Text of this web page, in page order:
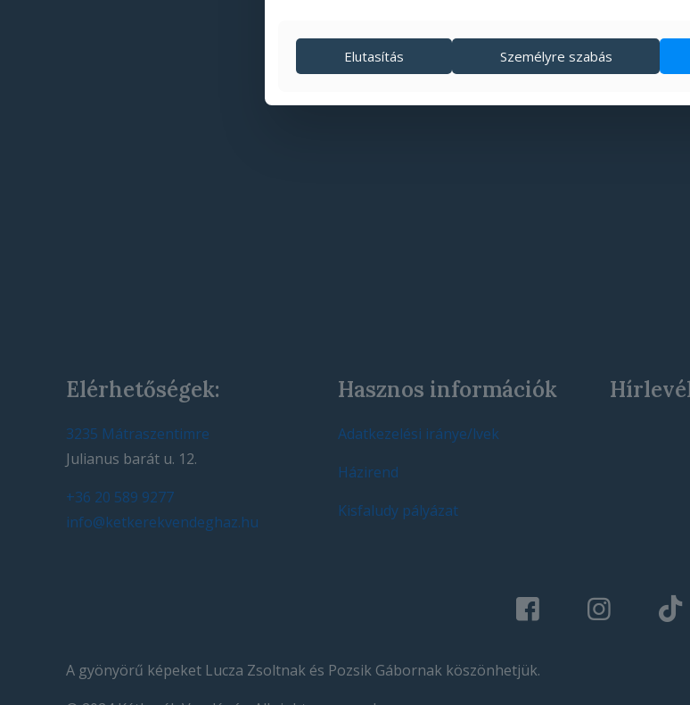
Elérhetőségek:
3235 Mátraszentimre
Julianus barát u. 12.
+36 20 589 9277
info@ketkerekvendeghaz.hu
Hasznos információk
Adatkezelési iránye/lvek
Házirend
Kisfaludy pályázat
A gyönyörű képeket Lucza Zsoltnak és Pozsik Gábornak köszönhetjük.
Elutasítás Személyre szabás